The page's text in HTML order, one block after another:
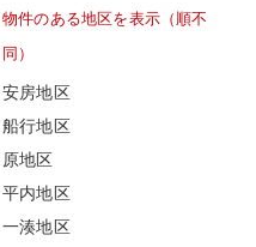
物件のある地区を表示（順不
同）
安房地区
船行地区
原地区
平内地区
一湊地区